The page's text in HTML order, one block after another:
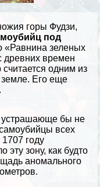
горы Фудзи,
под
«Равнина зеленых
древних времен
одним из
Его еще
устрашающе бы не
всех
году
эту зону, как будто
аномального